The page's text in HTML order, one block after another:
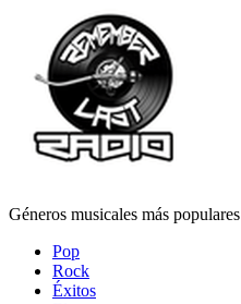
Géneros musicales más populares
Pop
Rock
Éxitos